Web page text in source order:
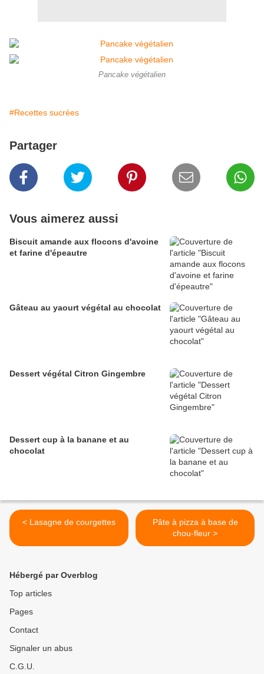
Pancake végétalien
#Recettes sucrées
Partager
Vous aimerez aussi
Biscuit amande aux flocons d'avoine
et farine d'épeautre
Gâteau au yaourt végétal au chocolat
Dessert végétal Citron Gingembre
Dessert cup à la banane et au
chocolat
< Lasagne de courgettes
Pâte à pizza à base de
chou-fleur >
Hébergé par Overblog
Top articles
Pages
Contact
Signaler un abus
C.G.U.